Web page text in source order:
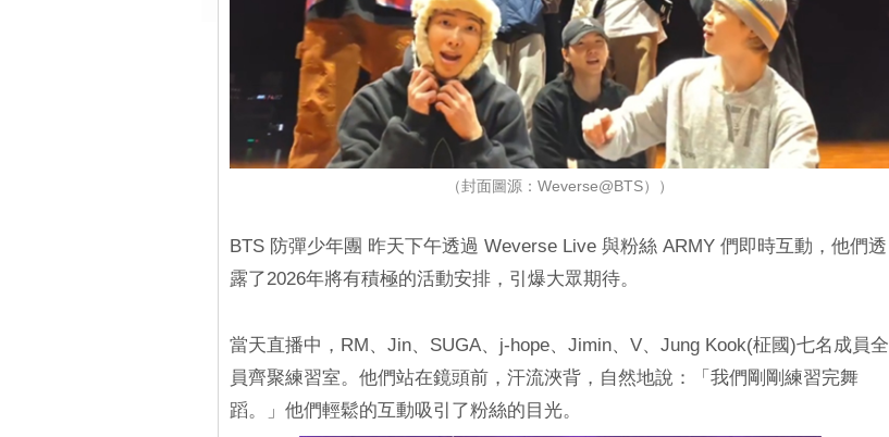
（封面圖源：Weverse@BTS））
BTS 防彈少年團 昨天下午透過 Weverse Live 與粉絲 ARMY 們即時互動，他們透
露了2026年將有積極的活動安排，引爆大眾期待。
當天直播中，RM、Jin、SUGA、j-hope、Jimin、V、Jung Kook(柾國)七名成員全
員齊聚練習室。他們站在鏡​​頭前，汗流浹背，自然地說：「我們剛剛練習完舞
蹈。」他們輕鬆的互動吸引了粉絲的目光。